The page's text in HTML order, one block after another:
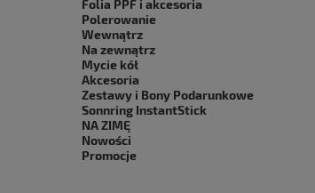
Folia PPF i akcesoria
Polerowanie
Wewnątrz
Na zewnątrz
Mycie kół
Akcesoria
Zestawy i Bony Podarunkowe
Sonnring InstantStick
NA ZIMĘ
Nowości
Promocje